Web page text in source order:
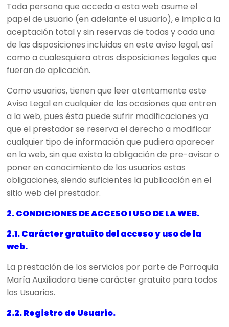
Toda persona que acceda a esta web asume el
papel de usuario (en adelante el usuario), e implica la
aceptación total y sin reservas de todas y cada una
de las disposiciones incluidas en este aviso legal, así
como a cualesquiera otras disposiciones legales que
fueran de aplicación.
Como usuarios, tienen que leer atentamente este
Aviso Legal en cualquier de las ocasiones que entren
a la web, pues ésta puede sufrir modificaciones ya
que el prestador se reserva el derecho a modificar
cualquier tipo de información que pudiera aparecer
en la web, sin que exista la obligación de pre-avisar o
poner en conocimiento de los usuarios estas
obligaciones, siendo suficientes la publicación en el
sitio web del prestador.
2. CONDICIONES DE ACCESO I USO DE LA WEB.
2.1. Carácter gratuito del acceso y uso de la
web.
La prestación de los servicios por parte de Parroquia
María Auxiliadora tiene carácter gratuito para todos
los Usuarios.
2.2. Registro de Usuario.